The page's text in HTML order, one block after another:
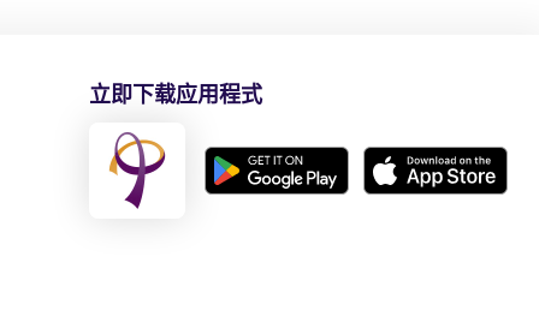
立即下载应用程式